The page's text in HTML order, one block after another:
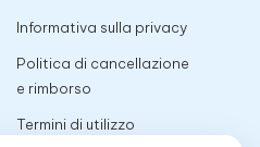
Informativa sulla privacy
Politica di cancellazione
e rimborso
Termini di utilizzo